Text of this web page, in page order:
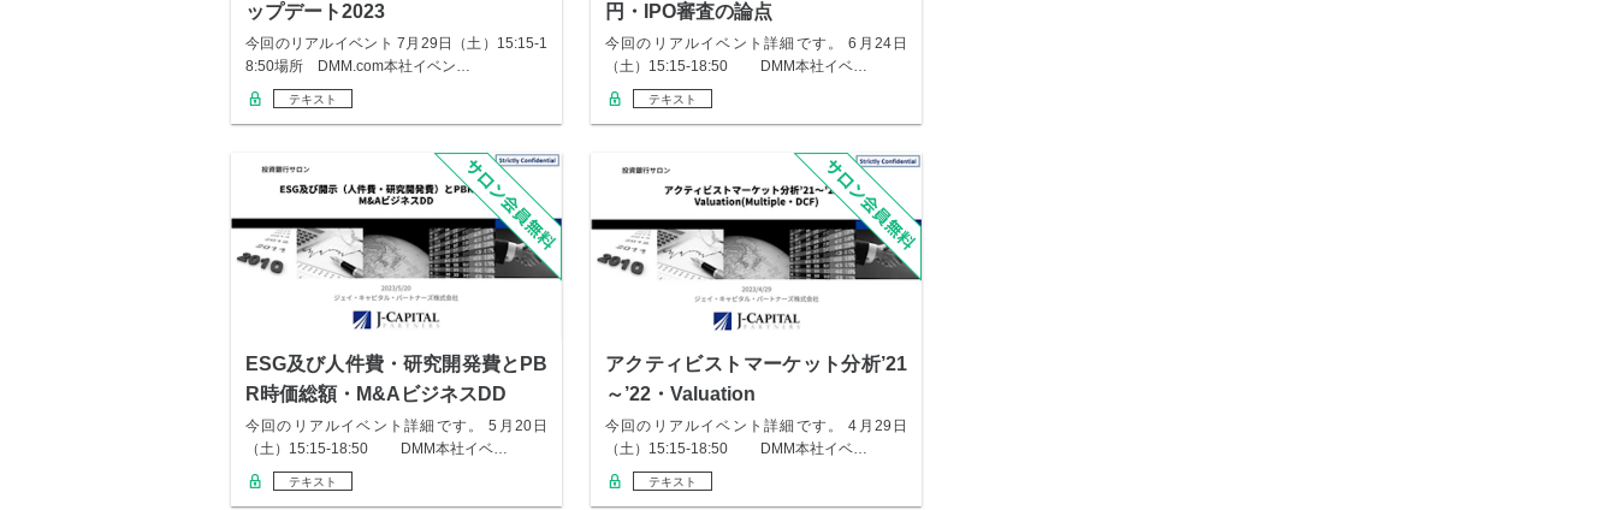
ップデート2023
今回のリアルイベント 7月29日（土）15:15-1
8:50場所 DMM.com本社イベン…
テキスト
円・IPO審査の論点
今回のリアルイベント詳細です。 6月24日
（土）15:15-18:50 DMM本社イベ…
テキスト
ESG及び人件費・研究開発費とPB
R時価総額・M&AビジネスDD
今回のリアルイベント詳細です。 5月20日
（土）15:15-18:50 DMM本社イベ…
テキスト
アクティビストマーケット分析’21
～’22・Valuation
今回のリアルイベント詳細です。 4月29日
（土）15:15-18:50 DMM本社イベ…
テキスト